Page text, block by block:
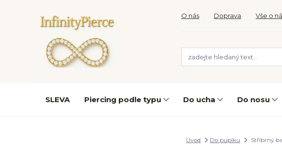
O nás Doprava Vše o
SLEVA Piercing podle typu Do ucha Do nosu
Úvod Do pupíku Stříbrný